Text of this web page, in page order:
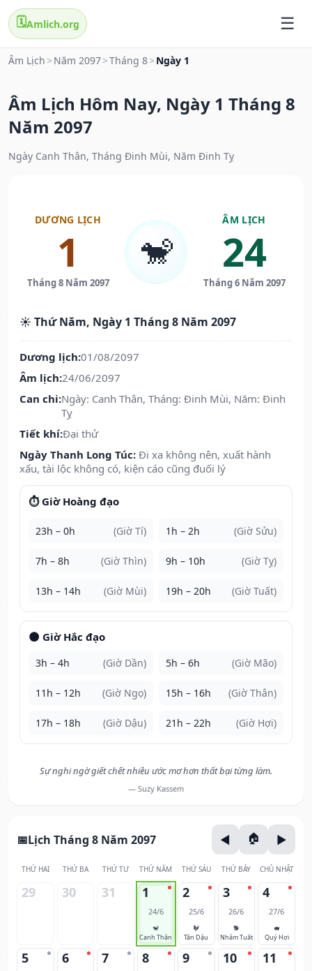
🗓️Amlich.org
Âm Lịch > Năm 2097>Tháng 8> Ngày 1
Âm Lịch Hôm Nay, Ngày 1 Tháng 8
Năm 2097
Ngày Canh Thân, Tháng Đinh Mùi, Năm Đinh Tỵ
DƯƠNG LỊCH
1
Tháng 8 Năm 2097
🐒
ÂM LỊCH
24
Tháng 6 Năm 2097
☀️ Thứ Năm, Ngày 1 Tháng 8 Năm 2097
Dương lịch:01/08/2097
Âm lịch:24/06/2097
Can chi:Ngày: Canh Thân, Tháng: Đinh Mùi, Năm: Đinh
Tỵ
Tiết khí:Đại thử
Ngày Thanh Long Túc: Đi xa không nên, xuất hành
xấu, tài lộc không có, kiện cáo cũng đuối lý
⏱️ Giờ Hoàng đạo
23h – 0h (Giờ Tí) 1h – 2h (Giờ Sửu)
7h – 8h (Giờ Thìn) 9h – 10h (Giờ Tỵ)
13h – 14h (Giờ Mùi) 19h – 20h (Giờ Tuất)
🌑 Giờ Hắc đạo
3h – 4h (Giờ Dần) 5h – 6h (Giờ Mão)
11h – 12h (Giờ Ngọ) 15h – 16h (Giờ Thân)
17h – 18h (Giờ Dậu) 21h – 22h (Giờ Hợi)
Sự nghi ngờ giết chết nhiều ước mơ hơn thất bại từng làm.
— Suzy Kassem
Lịch Tháng 8 Năm 2097
THỨ HAI THỨ BA THỨ TƯ THỨ NĂM THỨ SÁU THỨ BẢY CHỦ NHẬT
29 30 31 1
24/6
🐒
Canh Thân
2
25/6
🐓
Tân Dậu
3
26/6
🐕
Nhâm Tuất
4
27/6
🐖
Quý Hợi
5 6 7 8 9 10 11